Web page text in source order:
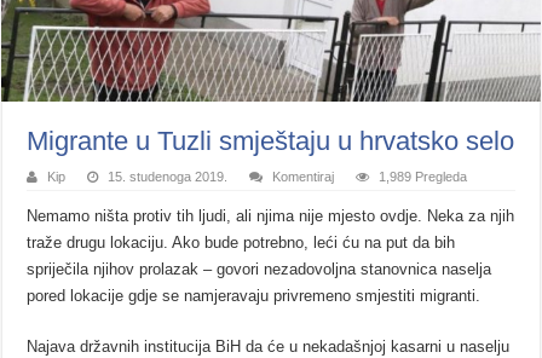
Migrante u Tuzli smještaju u hrvatsko selo
Kip 15. studenoga 2019. Komentiraj 1,989 Pregleda
Nemamo ništa protiv tih ljudi, ali njima nije mjesto ovdje. Neka za njih
traže drugu lokaciju. Ako bude potrebno, leći ću na put da bih
spriječila njihov prolazak – govori nezadovoljna stanovnica naselja
pored lokacije gdje se namjeravaju privremeno smjestiti migranti.
Najava državnih institucija BiH da će u nekadašnjoj kasarni u naselju